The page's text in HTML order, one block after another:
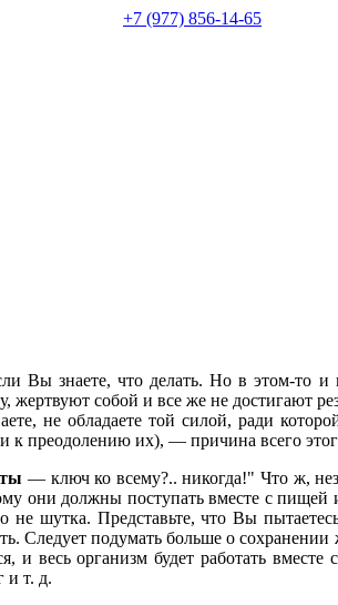
+7 (977) 856-14-65
Вы знаете, что делать. Но в этом-то
собой и все же не достигают
не обладаете той силой, ради
преодолению их), — причина всего
— ключ ко всему?.. никогда!" Что ж,
они должны поступать вместе с
шутка. Представьте, что Вы
Следует подумать больше о
и весь организм будет работать
и т. д.